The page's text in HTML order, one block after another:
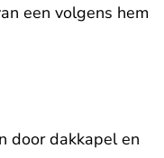
een volgens hem
door dakkapel en